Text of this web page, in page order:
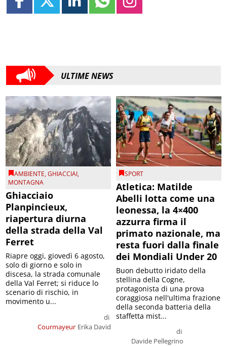
ULTIME NEWS
AMBIENTE,GHIACCIAI,
MONTAGNA
Ghiacciaio
Planpincieux,
riapertura diurna
della strada della Val
Ferret
Courmayeur
di
Erika David
Riapre oggi, giovedì 6 agosto,
solo di giorno e solo in
discesa, la strada comunale
della Val Ferret; si riduce lo
scenario di rischio, in
movimento u...
SPORT
Atletica: Matilde
Abelli lotta come una
leonessa, la 4×400
azzurra firma il
primato nazionale, ma
resta fuori dalla finale
dei Mondiali Under 20
di
Davide Pellegrino
Buon debutto iridato della
stellina della Cogne,
protagonista di una prova
coraggiosa nell'ultima frazione
della seconda batteria della
staffetta mist...